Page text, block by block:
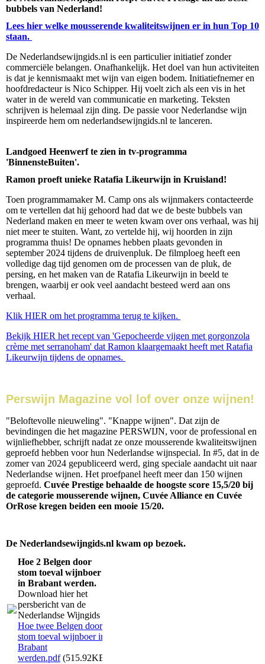
bubbels van Nederland!
Lees hier welke mousserende kwaliteitswijnen er in hun Top 10
staan.
De Nederlandsewijngids.nl is een particulier initiatief zonder
commerciële belangen. Onafhankelijk. Het doel van hun activiteiten
is dat je kennismaakt met wijn van eigen bodem. Initiatiefnemer en
hoofdredacteur is Nico Schipper. Hij voelt zich als een vis in het
water in de wereld van communicatie en marketing. Teksten
schrijven is helemaal zijn ding. De passie voor Nederlandse wijn
inspireerde hem om nederlandsewijngids.nl te lanceren.
Landgoed Heenwerf te zien in tv-programma
'BinnensteBuiten'.
Ramon proeft unieke Ratafia Likeurwijn in Kruisland!
Toen programmamaker M. Camp ons als wijnmakers contacteerde
om te vertellen dat hij gehoord had dat we de beste bubbels van
Nederland maken en meer te weten kwam over ons verhaal, was hij
niet meer te stuiten. Want, zo vertelde hij, wij hoorden in zijn
programma thuis! De opnames hebben plaats gevonden in
september 2024 tijdens de druivenpluk. De filmploeg heeft een
volledige dag tijd genomen om de processen van de pluk, de
persing, en het maken van de Ratafia Likeurwijn in beeld te
brengen, waarbij er ook veel aandacht besteed werd aan ons
verhaal.
Klik HIER om het programma terug te kijken.
Bekijk HIER het recept van 'Gepocheerde vijgen met gorgonzola
crème met serranoham' dat Ramon klaargemaakt heeft met Ratafia
Likeurwijn tijdens de opnames.
Perswijn Magazine vol lof over onze wijnen!
"Beloftevolle nieuweling". "Knappe wijnen". Dat zijn de
bevindingen die het magazine PERSWIJN, voor de professional en
wijnliefhebber, schrijft nadat ze onze mousserende kwaliteitswijnen
geproefd hebben voor hun Nederlandse wijnspecial. In #5, dat in de
zomer van 2024 gepubliceerd werd, ging speciale aandacht uit naar
Nederlandse wijnen. Het proefpanel heeft meer dan 150 wijnen
geproefd. Cuvée Prestige behaalde de hoogste score 15,5/20 bij
de categorie mousserende wijnen, Cuvée Alliance en Cuvée
OrRose kregen beiden een mooie 15/20.
De Nederlandsewijngids.nl kwam op bezoek.
Hoe 2 Belgen door
stom toeval wijnboer
in Brabant werden.
Download hier het
persbericht van de
Nederlandse Wijngids
Hoe twee Belgen door
stom toeval wijnboer in
Brabant
werden.pdf(515.92KB)